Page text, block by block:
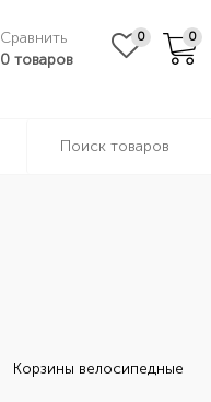
Сравнить
0 товаров
0 0
Корзины велосипедные